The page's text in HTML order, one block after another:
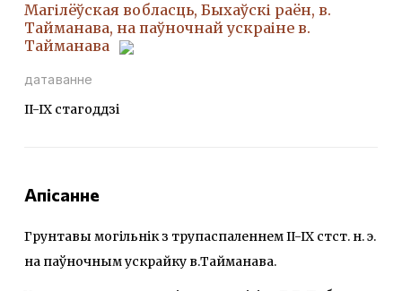
Магілёўская вобласць, Быхаўскі раён, в.
Тайманава, на паўночнай ускраіне в.
Тайманава
датаванне
II-IX стагоддзi
Апісанне
Грунтавы могільнік з трупаспаленнем II-IX стст. н. э.
на паўночным ускрайку в.Тайманава.